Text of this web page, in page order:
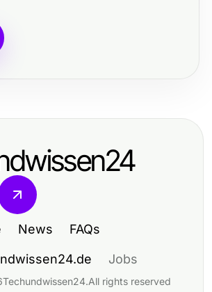
News FAQs
Jobs
Techundwissen24.All rights reserved